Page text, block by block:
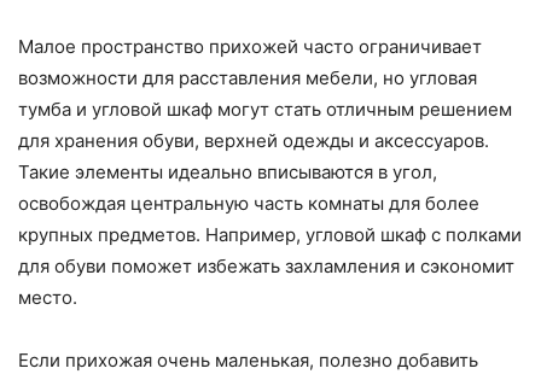
Малое пространство прихожей часто ограничивает
возможности для расставления мебели, но угловая
тумба и угловой шкаф могут стать отличным решением
для хранения обуви, верхней одежды и аксессуаров.
Такие элементы идеально вписываются в угол,
освобождая центральную часть комнаты для более
крупных предметов. Например, угловой шкаф с полками
для обуви поможет избежать захламления и сэкономит
место.
Если прихожая очень маленькая, полезно добавить